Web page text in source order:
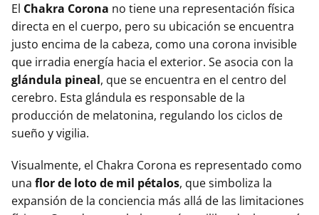
El Chakra Corona no tiene una representación física
directa en el cuerpo, pero su ubicación se encuentra
justo encima de la cabeza, como una corona invisible
que irradia energía hacia el exterior. Se asocia con la
glándula pineal, que se encuentra en el centro del
cerebro. Esta glándula es responsable de la
producción de melatonina, regulando los ciclos de
sueño y vigilia.
Visualmente, el Chakra Corona es representado como
una flor de loto de mil pétalos, que simboliza la
expansión de la conciencia más allá de las limitaciones